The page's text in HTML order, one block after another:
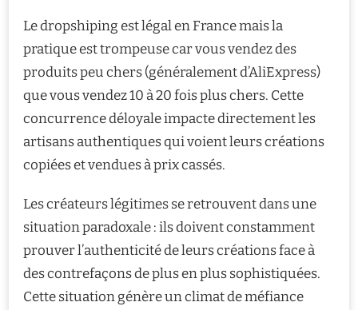
Le dropshiping est légal en France mais la
pratique est trompeuse car vous vendez des
produits peu chers (généralement d’AliExpress)
que vous vendez 10 à 20 fois plus chers. Cette
concurrence déloyale impacte directement les
artisans authentiques qui voient leurs créations
copiées et vendues à prix cassés.
Les créateurs légitimes se retrouvent dans une
situation paradoxale : ils doivent constamment
prouver l’authenticité de leurs créations face à
des contrefaçons de plus en plus sophistiquées.
Cette situation génère un climat de méfiance